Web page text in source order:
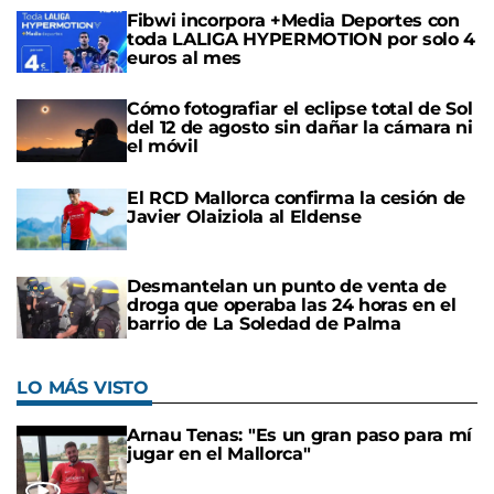
Fibwi incorpora +Media Deportes con
toda LALIGA HYPERMOTION por solo 4
euros al mes
Cómo fotografiar el eclipse total de Sol
del 12 de agosto sin dañar la cámara ni
el móvil
El RCD Mallorca confirma la cesión de
Javier Olaiziola al Eldense
Desmantelan un punto de venta de
droga que operaba las 24 horas en el
barrio de La Soledad de Palma
LO MÁS VISTO
Arnau Tenas: "Es un gran paso para mí
jugar en el Mallorca"